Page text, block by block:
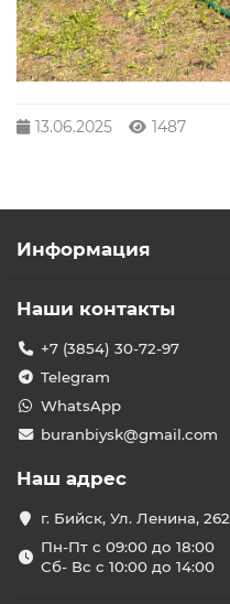
13.06.2025 1487
Информация
Наши контакты
+7 (3854) 30-72-97
Telegram
WhatsApp
buranbiysk@gmail.com
Наш адрес
г. Бийск, Ул. Ленина, 262
Пн-Пт с 09:00 до 18:00
Сб- Вс с 10:00 до 14:00